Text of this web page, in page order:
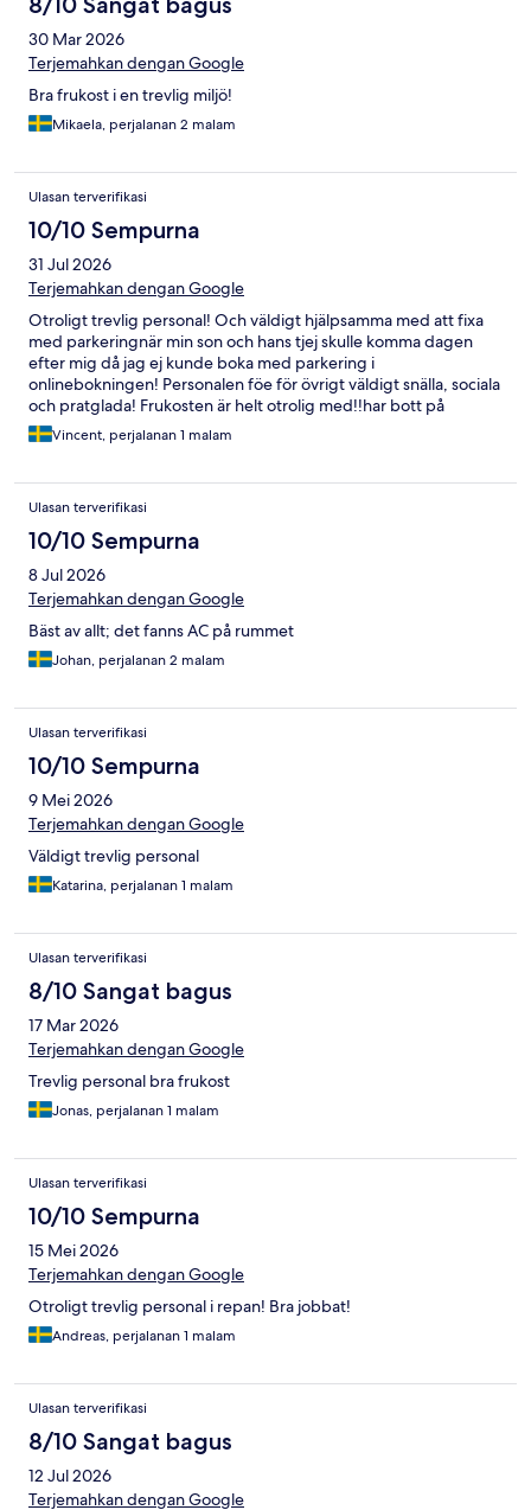
30 Mar 2026
Terjemahkan dengan Google
Bra frukost i en trevlig miljö!
Mikaela, perjalanan 2 malam
Ulasan terverifikasi
10/10 Sempurna
31 Jul 2026
Terjemahkan dengan Google
Otroligt trevlig personal! Och väldigt hjälpsamma med att fixa
med parkeringnär min son och hans tjej skulle komma dagen
efter mig då jag ej kunde boka med parkering i
onlinebokningen! Personalen föe för övrigt väldigt snälla, sociala
och pratglada! Frukosten är helt otrolig med!!har bott på
comfort flera gånger och kommer fortsätta välja comfort vid
varje Västerås besök! 💯
Vincent, perjalanan 1 malam
Ulasan terverifikasi
10/10 Sempurna
8 Jul 2026
Terjemahkan dengan Google
Bäst av allt; det fanns AC på rummet
Johan, perjalanan 2 malam
Ulasan terverifikasi
10/10 Sempurna
9 Mei 2026
Terjemahkan dengan Google
Väldigt trevlig personal
Katarina, perjalanan 1 malam
Ulasan terverifikasi
8/10 Sangat bagus
17 Mar 2026
Terjemahkan dengan Google
Trevlig personal bra frukost
Jonas, perjalanan 1 malam
Ulasan terverifikasi
10/10 Sempurna
15 Mei 2026
Terjemahkan dengan Google
Otroligt trevlig personal i repan! Bra jobbat!
Andreas, perjalanan 1 malam
Ulasan terverifikasi
8/10 Sangat bagus
12 Jul 2026
Terjemahkan dengan Google